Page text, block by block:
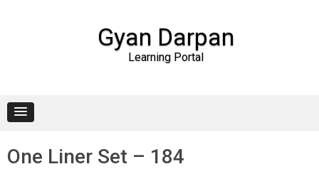
Gyan Darpan
Learning Portal
One Liner Set – 184